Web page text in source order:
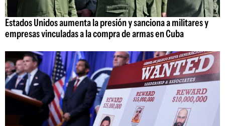
Estados Unidos aumenta la presión y sanciona a militares y
empresas vinculadas a la compra de armas en Cuba